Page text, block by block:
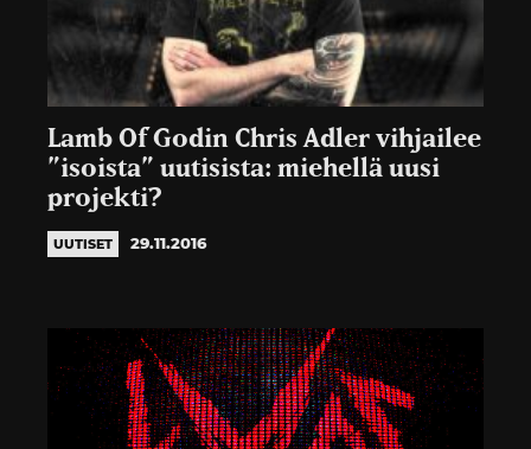
Lamb Of Godin Chris Adler vihjailee
”isoista” uutisista: miehellä uusi
projekti?
UUTISET 29.11.2016